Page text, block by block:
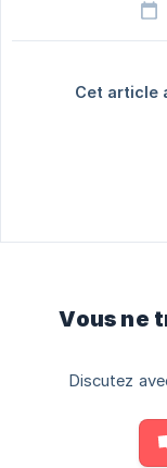
Cet article
Vous ne
Discutez